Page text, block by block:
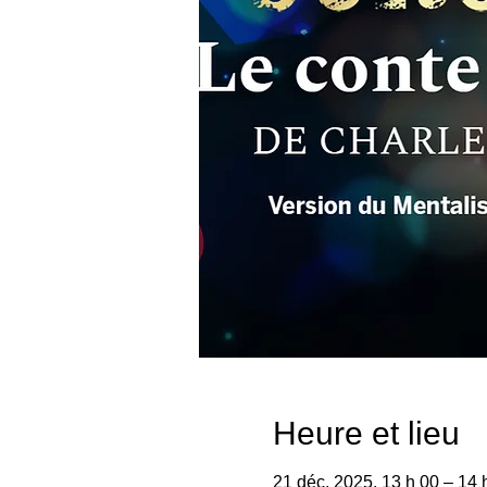
Heure et lieu
21 déc. 2025, 13 h 00 – 14